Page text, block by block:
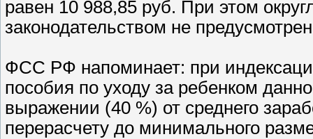
равен 10 988,85 руб. При этом
законодательством не
ФСС РФ напоминает: при
пособия по уходу за ребенком
выражении (40 %) от среднего
перерасчету до минимального